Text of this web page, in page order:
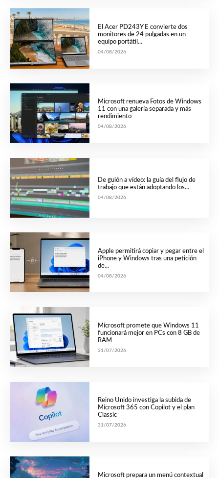
El Acer PD243Y E convierte dos
monitores de 24 pulgadas en un
equipo portátil...
04/08/2026
Microsoft renueva Fotos de Windows
11 con una galería separada y más
rendimiento
04/08/2026
De guión a vídeo: la guía del flujo de
trabajo que están adoptando los...
04/08/2026
Apple permitirá copiar y pegar entre el
iPhone y Windows tras una petición
de...
04/08/2026
Microsoft promete que Windows 11
funcionará mejor en PCs con 8 GB de
RAM
31/07/2026
Reino Unido investiga la subida de
Microsoft 365 con Copilot y el plan
Classic
31/07/2026
Microsoft prepara un menú contextual